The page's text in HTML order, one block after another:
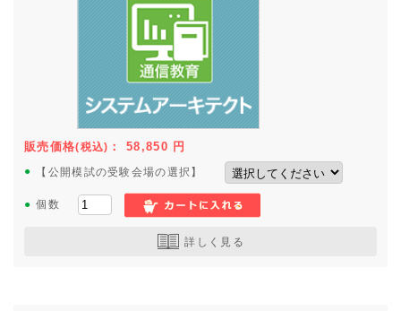
販売価格(税込) ：58,850 円
● 【公開模試の受験会場の選択】
● 個数
詳しく見る